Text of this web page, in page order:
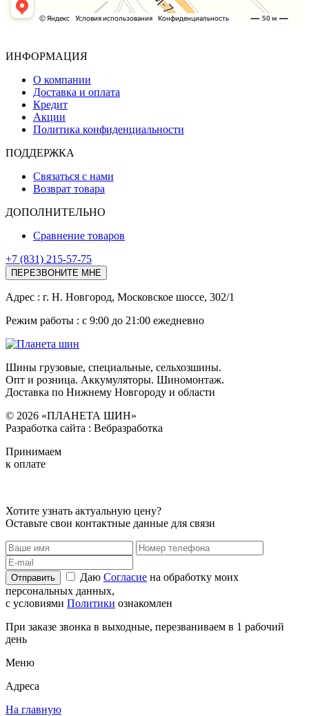
ИНФОРМАЦИЯ
О компании
Доставка и оплата
Кредит
Акции
Политика конфиденциальности
ПОДДЕРЖКА
Связаться с нами
Возврат товара
ДОПОЛНИТЕЛЬНО
Сравнение товаров
+7 (831) 215-57-75
ПЕРЕЗВОНИТЕ МНЕ
Адреc : г. Н. Новгород, Московское шоссе, 302/1
Режим работы : с 9:00 до 21:00 ежедневно
Шины грузовые, специальные, сельхозшины.
Опт и розница. Аккумуляторы. Шиномонтаж.
Доставка по Нижнему Новгороду и области
© 2026 «ПЛАНЕТА ШИН»
Разработка сайта : Вебразработка
Принимаем
к оплате
Хотите узнать актуальную цену?
Оставьте свои контактные данные для связи
Отправить Даю Согласие на обработку моих
персональных данных,
с условиями Политики ознакомлен
При заказе звонка в выходные, перезваниваем в 1 рабочий
день
Меню
Адреса
На главную